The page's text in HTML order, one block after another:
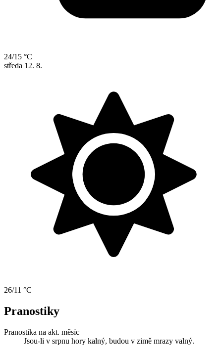
24/15 °C
středa 12. 8.
26/11 °C
Pranostiky
Pranostika na akt. měsíc
Jsou-li v srpnu hory kalný, budou v zimě mrazy valný.